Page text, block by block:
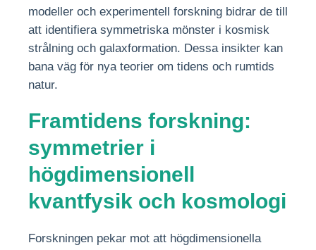
modeller och experimentell forskning bidrar de till
att identifiera symmetriska mönster i kosmisk
strålning och galaxformation. Dessa insikter kan
bana väg för nya teorier om tidens och rumtids
natur.
Framtidens forskning:
symmetrier i
högdimensionell
kvantfysik och kosmologi
Forskningen pekar mot att högdimensionella